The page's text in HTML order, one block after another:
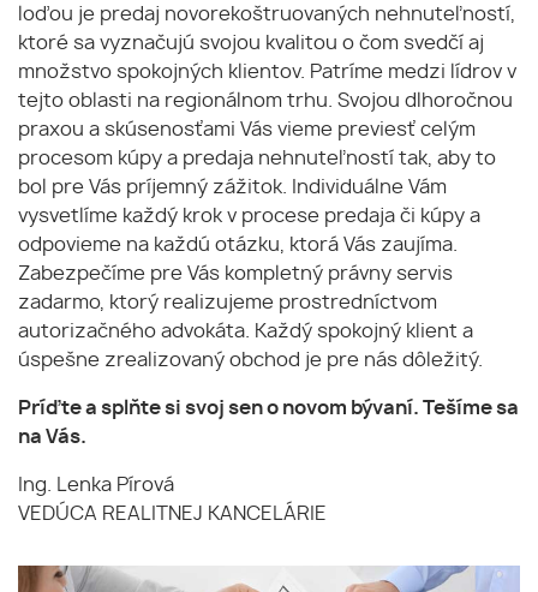
loďou je predaj novorekoštruovaných nehnuteľností,
ktoré sa vyznačujú svojou kvalitou o čom svedčí aj
množstvo spokojných klientov. Patríme medzi lídrov v
tejto oblasti na regionálnom trhu. Svojou dlhoročnou
praxou a skúsenosťami Vás vieme previesť celým
procesom kúpy a predaja nehnuteľností tak, aby to
bol pre Vás príjemný zážitok. Individuálne Vám
vysvetlíme každý krok v procese predaja či kúpy a
odpovieme na každú otázku, ktorá Vás zaujíma.
Zabezpečíme pre Vás kompletný právny servis
zadarmo, ktorý realizujeme prostredníctvom
autorizačného advokáta. Každý spokojný klient a
úspešne zrealizovaný obchod je pre nás dôležitý.
Príďte a splňte si svoj sen o novom bývaní. Tešíme sa
na Vás.
Ing. Lenka Pírová
VEDÚCA REALITNEJ KANCELÁRIE